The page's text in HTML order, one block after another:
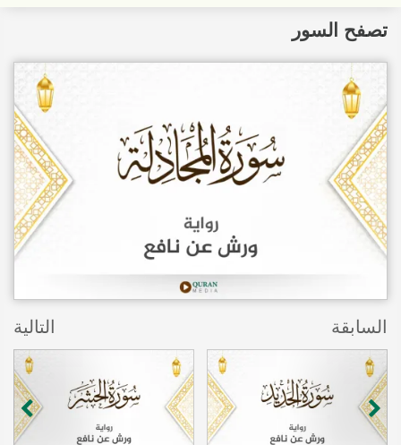
تصفح السور
السابقة التالية